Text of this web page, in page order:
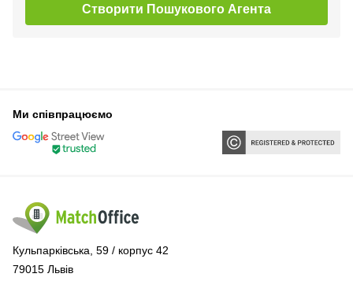
Створити Пошукового Агента
Ми співпрацюємо
Кульпарківська, 59 / корпус 42
79015 Львів